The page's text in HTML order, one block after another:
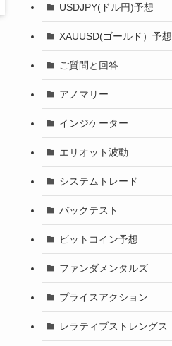
USDJPY(ドル円)予想
XAUUSD(ゴールド）予想
ご質問と回答
アノマリー
インジケーター
エリオット波動
システムトレード
バックテスト
ビットコイン予想
ファンダメンタルズ
プライスアクション
レラティブストレングス